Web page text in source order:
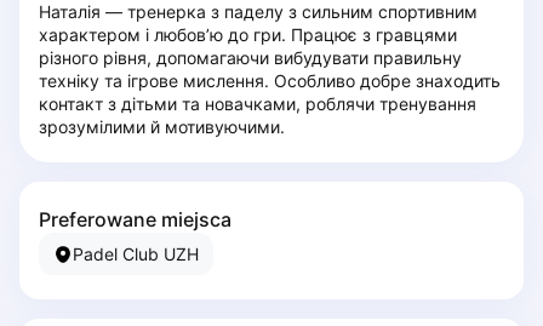
Katowice
Katowice Area
Kielce
Kościerzyna
Krakow
Lublin
Nowy Sącz
Наталія — тренерка з паделу з сильним спортивним
характером і любов’ю до гри. Працює з гравцями
різного рівня, допомагаючи вибудувати правильну
техніку та ігрове мислення. Особливо добре знаходить
контакт з дітьми та новачками, роблячи тренування
зрозумілими й мотивуючими.
Preferowane miejsca
Padel Club UZH